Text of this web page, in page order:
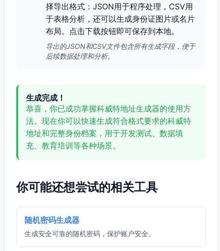
择导出格式：JSON用于程序处理，CSV用
于表格分析，还可以生成身份证图片或名片
布局。点击下载按钮即可保存到本地。
导出的JSON和CSV文件包含所有生成字段，便于
后续数据处理和分析。
生成完成！
恭喜，你已成功掌握科威特地址生成器的使用方
法。现在你可以快速生成符合格式要求的科威特
地址和完整身份档案，用于开发测试、数据填
充、教育培训等各种场景。
你可能还想尝试的相关工具
随机密码生成器
生成安全可靠的随机密码，保护账户安全。